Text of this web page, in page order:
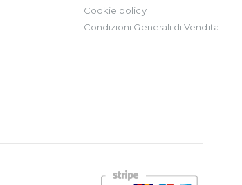
Cookie policy
Condizioni Generali di Vendita